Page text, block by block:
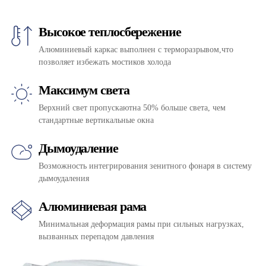
Высокое теплосбережение
Алюминиевый каркас выполнен с терморазрывом,что
позволяет избежать мостиков холода
Максимум света
Верхний свет пропускаютна 50% больше света, чем
стандартные вертикальные окна
Дымоудаление
Возможность интегрирования зенитного фонаря в систему
дымоудаления
Алюминиевая рама
Минимальная деформация рамы при сильных нагрузках,
вызванных перепадом давления